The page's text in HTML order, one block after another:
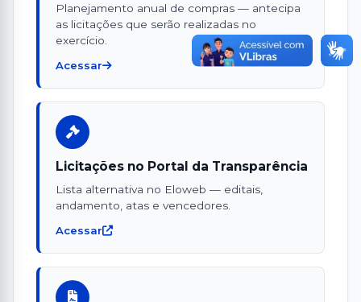
Planejamento anual de compras — antecipa
as licitações que serão realizadas no
exercício.
Acessar
Licitações no Portal da Transparência
Lista alternativa no Eloweb — editais,
andamento, atas e vencedores.
Acessar